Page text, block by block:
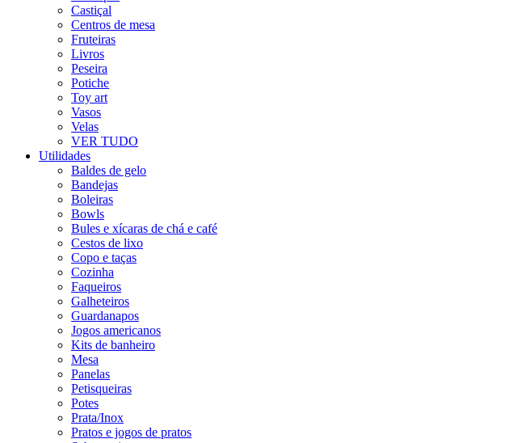
Castiçal
Centros de mesa
Fruteiras
Livros
Peseira
Potiche
Toy art
Vasos
Velas
VER TUDO
Utilidades
Baldes de gelo
Bandejas
Boleiras
Bowls
Bules e xícaras de chá e café
Cestos de lixo
Copo e taças
Cozinha
Faqueiros
Galheteiros
Guardanapos
Jogos americanos
Kits de banheiro
Mesa
Panelas
Petisqueiras
Potes
Prata/Inox
Pratos e jogos de pratos